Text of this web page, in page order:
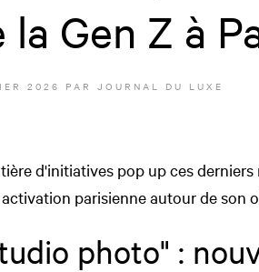
la Gen Z à
2026 PAR JOURNAL DU LUXE
d'initiatives pop up ces
parisienne autour de son
photo" :